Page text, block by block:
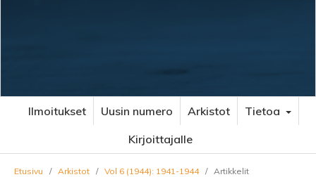
Ilmoitukset Uusin numero Arkistot
Tietoa
Kirjoittajalle
Etusivu / Arkistot / Vol 6 (1944): 1941-1944 / Artikkelit